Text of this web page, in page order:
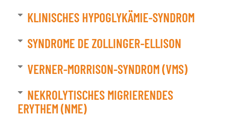
KLINISCHES HYPOGLYKÄMIE-SYNDROM
SYNDROME DE ZOLLINGER-ELLISON
VERNER-MORRISON-SYNDROM (VMS)
NEKROLYTISCHES MIGRIERENDES
ERYTHEM (NME)